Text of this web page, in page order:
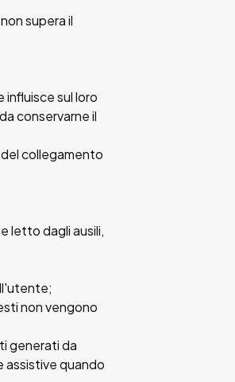
supera il
influisce sul loro
conservarne il
collegamento
letto dagli ausili,
non vengono
generati da
assistive quando